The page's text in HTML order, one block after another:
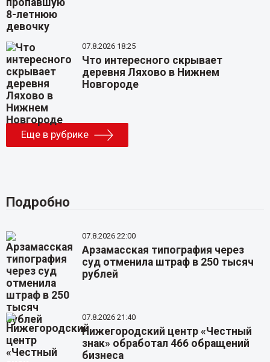
07.8.2026 18:25
Что интересного скрывает
деревня Ляхово в Нижнем
Новгороде
Еще в рубрике
Подробно
07.8.2026 22:00
Арзамасская типография через
суд отменила штраф в 250 тысяч
рублей
07.8.2026 21:40
Нижегородский центр «Честный
знак» обработал 466 обращений
бизнеса